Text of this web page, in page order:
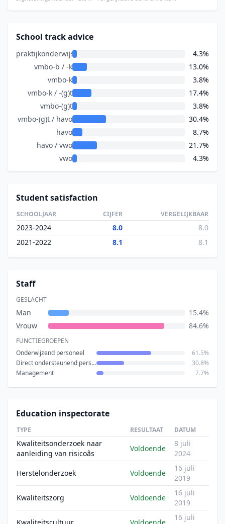
School track advice
praktijkonderwijs
4.3%
vmbo-b / -k
13.0%
vmbo-k
3.8%
vmbo-k / -(g)t
17.4%
vmbo-(g)t
3.8%
vmbo-(g)t / havo
30.4%
havo
8.7%
havo / vwo
21.7%
vwo
4.3%
Student satisfaction
SCHOOLJAAR CIJFER VERGELIJKBAAR
2023-2024 8.0
8.0
2021-2022
8.1 8.1
Staff
GESLACHT
Man
15.4%
Vrouw
84.6%
FUNCTIEGROEPEN
Onderwijzend personeel
61.5%
Direct ondersteunend personeel
30.8%
Management
7.7%
Education inspectorate
TYPE RESULTAAT DATUM
Kwaliteitsonderzoek naar
aanleiding van risicoâs
Voldoende
8 juli
2024
Herstelonderzoek Voldoende
16 juli
2019
Kwaliteitszorg Voldoende
16 juli
2019
16 juli